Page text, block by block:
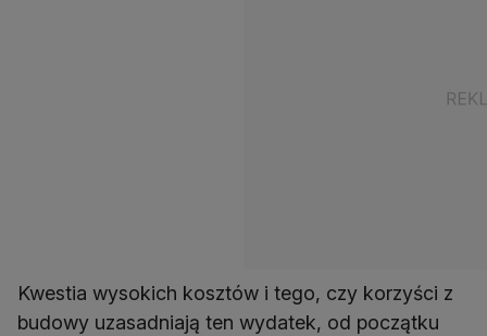
Kwestia wysokich kosztów i tego, czy korzyści z
budowy uzasadniają ten wydatek, od początku